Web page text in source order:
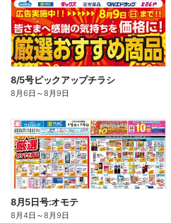
8/5号ピックアップチラシ
8月6日 ～8月9日
8月5日号:オモテ
8月4日 ～8月9日